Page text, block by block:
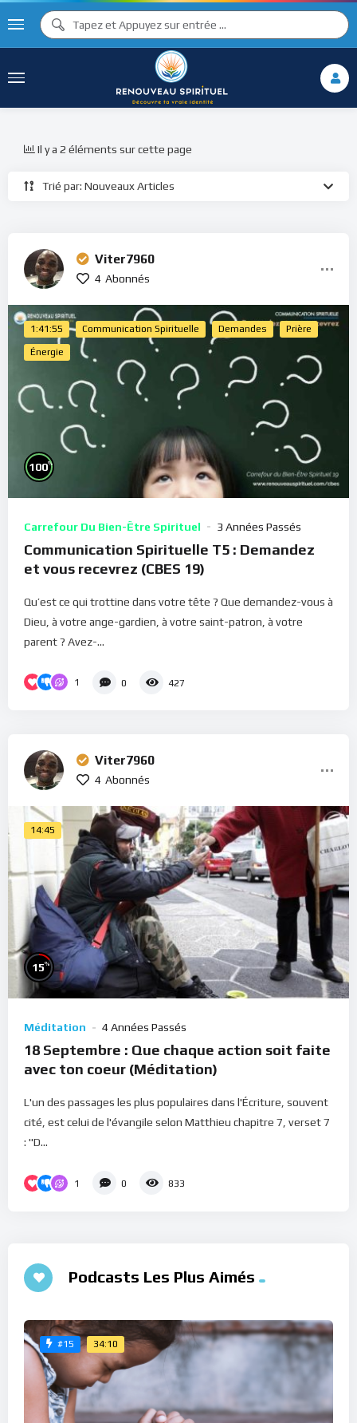
Trié par: Nouveaux Articles
Il y a 2 éléments sur cette page
Viter7960
4 Abonnés
1:41:55 Communication Spirituelle Demandes Prière
Énergie
100%
Carrefour Du Bien-Être Spirituel 3 Années Passés
Communication Spirituelle T5 : Demandez
et vous recevrez (CBES 19)
Qu’est ce qui trottine dans votre tête ? Que demandez-vous à
Dieu, à votre ange-gardien, à votre saint-patron, à votre
parent ? Avez-...
1 0 427
Viter7960
4 Abonnés
14:45
15%
Méditation 4 Années Passés
18 Septembre : Que chaque action soit faite
avec ton coeur (Méditation)
L'un des passages les plus populaires dans l'Écriture, souvent
cité, est celui de l'évangile selon Matthieu chapitre 7, verset 7
: "D...
1 0 833
Podcasts Les Plus Aimés
#15 34:10